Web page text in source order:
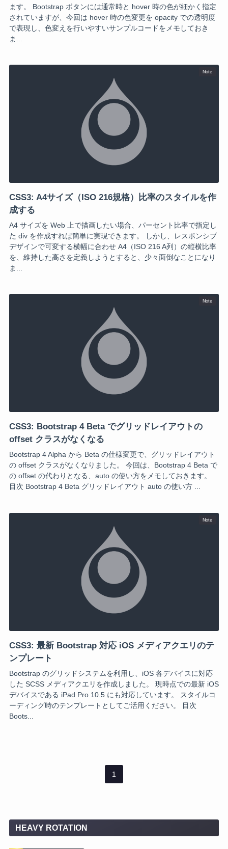
ます。 Bootstrap ボタンには通常時と hover 時の色が細かく指定
されていますが、今回は hover 時の色変更を opacity での透明度
で表現し、色変えを行いやすいサンプルコードをメモしておき
ま...
Note
CSS3: A4サイズ（ISO 216規格）比率のスタイルを作
成する
A4 サイズを Web 上で描画したい場合、パーセント比率で指定し
た div を作成すれば簡単に実現できます。 しかし、レスポンシブ
デザインで可変する横幅に合わせ A4（ISO 216 A列）の縦横比率
を、維持した高さを定義しようとすると、少々面倒なことになり
ま...
Note
CSS3: Bootstrap 4 Beta でグリッドレイアウトの
offset クラスがなくなる
Bootstrap 4 Alpha から Beta の仕様変更で、グリッドレイアウト
の offset クラスがなくなりました。 今回は、Bootstrap 4 Beta で
の offset の代わりとなる、auto の使い方をメモしておきます。
目次 Bootstrap 4 Beta グリッドレイアウト auto の使い方 ...
Note
CSS3: 最新 Bootstrap 対応 iOS メディアクエリのテ
ンプレート
Bootstrap のグリッドシステムを利用し、iOS 各デバイスに対応
した SCSS メディアクエリを作成しました。 現時点での最新 iOS
デバイスである iPad Pro 10.5 にも対応しています。 スタイルコ
ーディング時のテンプレートとしてご活用ください。 目次
Boots...
1
HEAVY ROTATION